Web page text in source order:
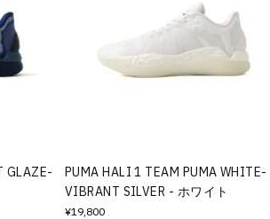
GLAZE-
PUMA HALI 1 TEAM PUMA WHITE-
VIBRANT SILVER - ホワイト
¥19,800